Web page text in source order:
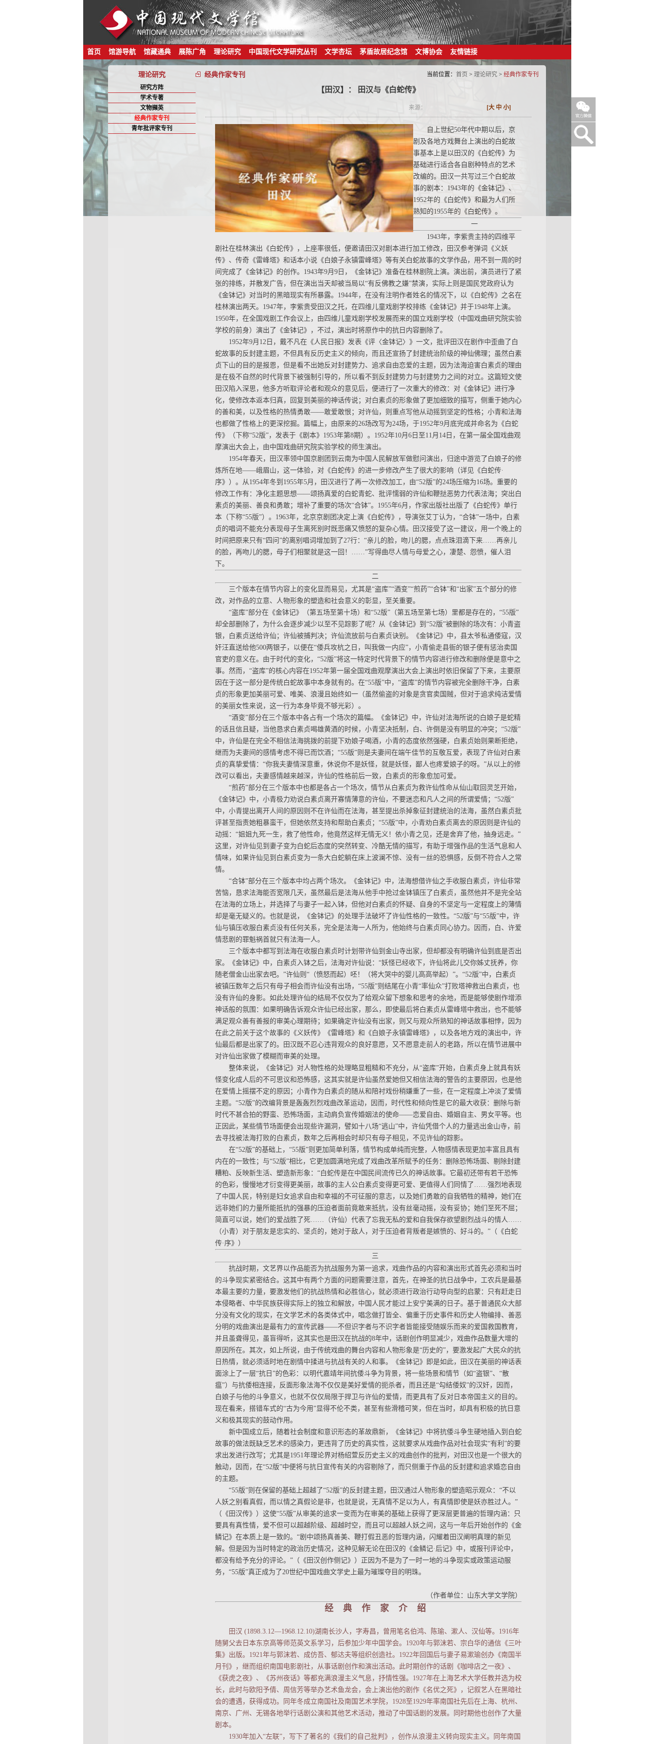
首页 馆游导航 馆藏通典 展陈广角 理论研究 中国现代文学研究丛刊 文学杏坛 茅盾故居纪念馆 文博协会 友情链接
理论研究 经典作家专刊 当前位置： 首页 > 理论研究 > 经典作家专刊
研究方阵
学术专著
文物撷英
经典作家专刊
青年批评家专刊
【田汉】： 田汉与《白蛇传》
来源： [大 中 小]
自上世纪50年代中期以后，京
剧及各地方戏舞台上演出的白蛇故
事基本上是以田汉的《白蛇传》为
基础进行适合各自剧种特点的艺术
改编的。田汉一共写过三个白蛇故
事的剧本：1943年的《金钵记》、
1952年的《白蛇传》和最为人们所
熟知的1955年的《白蛇传》。
一
1943年，李紫贵主持的四维平
剧社在桂林演出《白蛇传》，上座率很低，便邀请田汉对剧本进行加工修改，田汉参考弹词《义妖
传》、传奇《雷峰塔》和话本小说《白娘子永镇雷峰塔》等有关白蛇故事的文学作品，用不到一周的时
间完成了《金钵记》的创作。1943年9月9日，《金钵记》准备在桂林剧院上演。演出前，演员进行了紧
张的排练，并散发广告，但在演出当天却被当局以“有反佛教之嫌”禁演，实际上则是国民党政府认为
《金钵记》对当时的黑暗现实有所暴露。1944年，在没有注明作者姓名的情况下，以《白蛇传》之名在
桂林演出两天。1947年，李紫贵受田汉之托，在四维儿童戏剧学校排练《金钵记》并于1948年上演。
1950年，在全国戏剧工作会议上，由四维儿童戏剧学校发展而来的国立戏剧学校（中国戏曲研究院实验
学校的前身）演出了《金钵记》，不过，演出时将原作中的抗日内容删除了。
1952年9月12日，戴不凡在《人民日报》发表《评〈金钵记〉》一文，批评田汉在剧作中歪曲了白
蛇故事的反封建主题，不但具有反历史主义的倾向，而且还宣扬了封建统治阶级的神仙佛理；虽然白素
贞下山的目的是报恩，但是看不出她反对封建势力、追求自由恋爱的主题，因为法海迫害白素贞的理由
是在极不自然的时代背景下被强制引导的，所以看不到反封建势力与封建势力之间的对立。这篇短文使
田汉陷入深思，他多方听取评论者和观众的意见后，便进行了一次重大的修改：对《金钵记》进行净
化，使修改本返本归真，回复到美丽的神话传说；对白素贞的形象做了更加细致的描写，侧重于她内心
的善和美，以及性格的热情勇敢——敢爱敢恨；对许仙，则重点写他从动摇到坚定的性格；小青和法海
也都做了性格上的更深挖掘。篇幅上，由原来的26场改写为24场，于1952年9月底完成并命名为《白蛇
传》（下称“52版”，发表于《剧本》1953年第8期）。1952年10月6日至11月14日，在第一届全国戏曲观
摩演出大会上，由中国戏曲研究院实验学校的师生演出。
1954年春天，田汉率领中国京剧团到云南为中国人民解放军做慰问演出，归途中游览了白娘子的修
炼所在地——峨眉山，这一体验，对《白蛇传》的进一步修改产生了很大的影响（详见《白蛇传·
序》）。从1954年冬到1955年5月，田汉进行了再一次修改加工，由“52版”的24场压缩为16场。重要的
修改工作有：净化主题思想——颂扬真爱的白蛇青蛇、批评懦弱的许仙和鞭挞恶势力代表法海；突出白
素贞的美丽、善良和勇敢；增补了重要的场次“合钵”。1955年6月，作家出版社出版了《白蛇传》单行
本（下称“55版”）。1963年，北京京剧团决定上演《白蛇传》，导演张艾丁认为，“合钵”一场中，白素
贞的唱词不能充分表现母子生离死别时既悲痛又愤怒的复杂心情。田汉接受了这一建议，用一个晚上的
时间把原来只有“四问”的离别唱词增加到了27行：“亲儿的脸，吻儿的腮，点点珠泪滴下来……再亲儿
的脸，再吻儿的腮，母子们相聚就是这一回！……”写得曲尽人情与母爱之心，凄楚、怨愤，催人泪
下。
二
三个版本在情节内容上的变化显而易见，尤其是“盗库”“酒变”“煎药”“合钵”和“出家”五个部分的修
改，对作品的立意、人物形象的塑造和社会意义的彰显，至关重要。
“盗库”部分在《金钵记》（第五场至第十场）和“52版”（第五场至第七场）里都是存在的，“55版”
却全部删除了，为什么会逐步减少以至不见踪影了呢？从《金钵记》到“52版”被删除的场次有：小青盗
银，白素贞送给许仙；许仙被捕判决；许仙流放前与白素贞诀别。《金钵记》中，县太爷私通倭寇，汉
奸汪直送给他500两银子，以便在“倭兵攻杭之日，叫我做一内应”，小青偷走县衙的银子便有惩治卖国
官吏的意义在。由于时代的变化，“52版”将这一特定时代背景下的情节内容进行修改和删除便是意中之
事。然而，“盗库”的核心内容在1952年第一届全国戏曲观摩演出大会上演出时依旧保留了下来，主要原
因在于这一部分是传统白蛇故事中本身就有的。在“55版”中，“盗库”的情节内容被完全删除干净，白素
贞的形象更加美丽可爱、唯美、浪漫且始终如一（虽然偷盗的对象是贪官卖国贼，但对于追求纯洁爱情
的美丽女性来说，这一行为本身毕竟不够光彩）。
“酒变”部分在三个版本中各占有一个场次的篇幅。《金钵记》中，许仙对法海所说的白娘子是蛇精
的话且信且疑，当他恳求白素贞喝雄黄酒的时候，小青坚决抵制，白、许倒是没有明显的冲突；“52版”
中，许仙是在完全不相信法海挑拨的前提下劝娘子喝酒，小青的态度依然强硬，白素贞始则果断拒绝，
继而为夫妻间的感情考虑不得已而饮酒；“55版”则是夫妻间在端午佳节的互敬互爱，表现了许仙对白素
贞的真挚爱情：“你我夫妻情深意重，休说你不是妖怪，就是妖怪，鄙人也疼爱娘子的呀。”从以上的修
改可以看出，夫妻感情越来越深，许仙的性格前后一致，白素贞的形象愈加可爱。
“煎药”部分在三个版本中也都是各占一个场次，情节从白素贞为救许仙性命从仙山取回灵芝开始，
《金钵记》中，小青极力劝说白素贞离开寡情薄意的许仙，不要迷恋和凡人之间的所谓爱情；“52版”
中，小青提出离开人间的原因则不在许仙而在法海，甚至提出杀掉象征封建统治的法海，虽然白素贞批
评甚至指责她粗暴蛮干，但她依然支持和帮助白素贞；“55版”中，小青劝白素贞离去的原因则是许仙的
动摇：“姐姐九死一生，救了他性命，他竟然这样无情无义！依小青之见，还是舍弃了他，抽身远走。”
这里，对许仙见到妻子变为白蛇后态度的突然转变、冷酷无情的描写，有助于增强作品的生活气息和人
情味，如果许仙见到白素贞变为一条大白蛇躺在床上波澜不惊、没有一丝的恐惧感，反倒不符合人之常
情。
“合钵”部分在三个版本中均占两个场次。《金钵记》中，法海想借许仙之手收服白素贞，许仙非常
苦恼，恳求法海能否宽限几天，虽然最后是法海从他手中抢过金钵镇压了白素贞，虽然他并不是完全站
在法海的立场上，并选择了与妻子一起入钵，但他对白素贞的怀疑、自身的不坚定与一定程度上的薄情
却是毫无疑义的。也就是说，《金钵记》的处理手法破坏了许仙性格的一致性。“52版”与“55版”中，许
仙与镇压收服白素贞没有任何关系，完全是法海一人所为，他始终与白素贞同心协力。因而，白、许爱
情悲剧的罪魁祸首就只有法海一人。
三个版本中都写到法海在收服白素贞时计划带许仙到金山寺出家，但却都没有明确许仙到底是否出
家。《金钵记》中，白素贞入钵之后，法海对许仙说：“妖怪已经收下，许仙将此儿交你姊丈抚养，你
随老僧金山出家去吧。”许仙则“（愤怒而起）呸！（将大哭中的婴儿高高举起）”。“52版”中，白素贞
被镇压数年之后只有母子相会而许仙没有出场，“55版”则结尾在小青“率仙众”打败塔神救出白素贞，也
没有许仙的身影。如此处理许仙的结局不仅仅为了给观众留下想象和思考的余地，而是能够使剧作增添
神话般的氛围：如果明确告诉观众许仙已经出家，那么，即使最后将白素贞从雷峰塔中救出，也不能够
满足观众善有善报的审美心理期待；如果确定许仙没有出家，则又与观众所熟知的神话故事相悖，因为
在此之前关于这个故事的《义妖传》《雷峰塔》和《白娘子永镇雷峰塔》，以及各地方戏的演出中，许
仙最后都是出家了的。田汉既不忍心违背观众的良好意愿，又不愿意走前人的老路，所以在情节进展中
对许仙出家做了模糊而审美的处理。
整体来说，《金钵记》对人物性格的处理略显粗糙和不充分，从“盗库”开始，白素贞身上就具有妖
怪变化成人后的不可思议和恐怖感，这其实就是许仙虽然爱她但又相信法海的警告的主要原因，也是他
在爱情上摇摆不定的原因；小青作为白素贞的随从和陪衬戏份稍嫌重了一些，在一定程度上冲淡了爱情
主题。“52版”的改编背景是轰轰烈烈戏曲改革运动，因而，时代性和倾向性是它的最大收获：删除与新
时代不甚合拍的野蛮、恐怖场面，主动肩负宣传婚姻法的使命——恋爱自由、婚姻自主、男女平等。也
正因此，某些情节场面便会出现些许漏洞，譬如十八场“逃山”中，许仙凭借个人的力量逃出金山寺，前
去寻找被法海打败的白素贞，数年之后再相会时却只有母子相见，不见许仙的踪影。
在“52版”的基础上，“55版”则更加简单利落，情节构成单纯而完整，人物感情表现更加丰富且具有
内在的一致性；与“52版”相比，它更加圆满地完成了戏曲改革所赋予的任务：删除恐怖场面、剔除封建
糟粕、反映新生活、塑造新形象：“白蛇传是在中国民间流传已久的神话故事。它最初还带有若干恐怖
的色彩，慢慢地才衍变得更美丽，故事的主人公白素贞变得更可爱、更值得人们同情了……强烈地表现
了中国人民，特别是妇女追求自由和幸福的不可征服的意志，以及她们勇敢的自我牺牲的精神，她们在
远非她们的力量所能抵抗的强暴的压迫者面前竟敢来抵抗，没有丝毫动摇，没有妥协；她们至死不屈；
简直可以说，她们的爱战胜了死……（许仙）代表了忘我无私的爱和自我保存欲望剧烈战斗的情人……
（小青）对于朋友是忠实的、坚贞的，她对于敌人，对于压迫者背叛者是嫉愤的、好斗的。”（《白蛇
传·序》）
三
抗战时期，文艺界以作品能否为抗战服务为第一追求，戏曲作品的内容和演出形式首先必须和当时
的斗争现实紧密结合。这其中有两个方面的问题需要注意，首先，在神圣的抗日战争中，工农兵是最基
本最主要的力量，要激发他们的抗战热情和必胜信心，就必须进行政治行动导向型的启蒙：只有赶走日
本侵略者、中华民族获得实际上的独立和解放，中国人民才能过上安宁美满的日子。基于普通民众大部
分没有文化的现实，在文学艺术的各类体式中，唱念做打皆全、偏重于历史事件和历史人物编排、善恶
分明的戏曲演出是最有力的宣传武器——不但识字者与不识字者皆能接受随娱乐而来的爱国救国教育，
并且虽聋得见，虽盲得听，这其实也是田汉在抗战的8年中，话剧创作明显减少，戏曲作品数量大增的
原因所在。其次，如上所说，由于传统戏曲的舞台内容和人物形象是“历史的”，要激发起广大民众的抗
日热情，就必须适时地在剧情中揉进与抗战有关的人和事。《金钵记》即是如此，田汉在美丽的神话表
面涂上了一层“抗日”的色彩：以明代嘉靖年间抗倭斗争为背景，将一些场景和情节（如“盗银”、“散
瘟”）与抗倭相连接，反面形象法海不仅仅是美好爱情的扼杀者，而且还是“勾结倭奴”的汉奸，因而，
白娘子与他的斗争意义，也就不仅仅局限于捍卫与许仙的爱情，而更具有了反对日本帝国主义的目的。
现在看来，搭错车式的“古为今用”显得不伦不类，甚至有些滑稽可笑，但在当时，却具有积极的抗日意
义和极其现实的鼓动作用。
新中国成立后，随着社会制度和意识形态的革故鼎新，《金钵记》中将抗倭斗争生硬地插入到白蛇
故事的做法既缺乏艺术的感染力，更违背了历史的真实性，这就要求从戏曲作品对社会现实“有利”的要
求出发进行改写；尤其是1951年理论界对杨绍萱反历史主义的戏曲创作的批判，对田汉也是一个很大的
触动，因而，在“52版”中便将与抗日宣传有关的内容剔除了，而只侧重于作品的反封建和追求婚恋自由
的主题。
“55版”则在保留的基础上超越了“52版”的反封建主题，田汉通过人物形象的塑造昭示观众：“不以
人妖之别看真假，而以情之真假论是非，也就是说，无真情不足以为人，有真情即使是妖亦胜过人。”
（《田汉传》）这使“55版”从审美的追求一变而为在审美的基础上获得了更深层更普遍的哲理内涵：只
要具有真性情，爱不但可以超越阶级、超越时空，而且可以超越人妖之间，这与一年后开始创作的《金
鳞记》在本质上是一致的。“剧中颂扬真善美、鞭打假丑恶的哲理内涵，闪耀着田汉阐明真理的新见
解。但是因为当时特定的政治历史情况，这种见解无论在田汉的《金鳞记·后记》中，或报刊评论中，
都没有给予充分的评论。”（《田汉创作侧记》）正因为不是为了一时一地的斗争现实或政策运动服
务，“55版”真正成为了20世纪中国戏曲文学史上最为璀璨夺目的明珠。
（作者单位：山东大学文学院）
经 典 作 家 介 绍
田汉 (1898.3.12—1968.12.10)湖南长沙人，字寿昌，曾用笔名伯鸿、陈瑜、漱人、汉仙等。1916年
随舅父去日本东京高等师范英文系学习，后参加少年中国学会。1920年与郭沫若、宗白华的通信《三叶
集》出版。1921年与郭沫若、成仿吾、郁达夫等组织创造社。1922年回国后与妻子易漱瑜创办《南国半
月刊》，继而组织南国电影剧社，从事话剧创作和演出活动。此时期创作的话剧《咖啡店之一夜》、
《获虎之夜》、《苏州夜话》等都充满浪漫主义气息，抒情性强。1927年在上海艺术大学任教并选为校
长，此时与欧阳予倩、周信芳等举办艺术鱼龙会，会上演出他的剧作《名优之死》，记叙艺人在黑暗社
会的遭遇，获得成功。同年冬成立南国社及南国艺术学院，1928至1929年率南国社先后在上海、杭州、
南京、广州、无锡各地举行话剧公演和其他艺术活动，推动了中国话剧的发展。同时期他也创作了大量
剧本。
1930年加入“左联”，写下了著名的《我们的自己批判》，创作从浪漫主义转向现实主义。同年南国